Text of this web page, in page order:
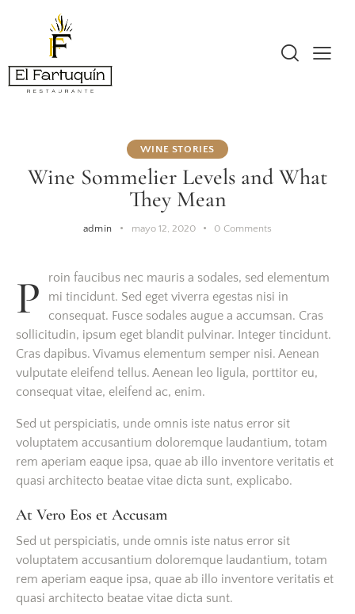
WINE STORIES
Wine Sommelier Levels and What
They Mean
admin mayo 12, 2020 0 Comments
Proin faucibus nec mauris a sodales, sed elementum
mi tincidunt. Sed eget viverra egestas nisi in
consequat. Fusce sodales augue a accumsan. Cras
sollicitudin, ipsum eget blandit pulvinar. Integer tincidunt.
Cras dapibus. Vivamus elementum semper nisi. Aenean
vulputate eleifend tellus. Aenean leo ligula, porttitor eu,
consequat vitae, eleifend ac, enim.
Sed ut perspiciatis, unde omnis iste natus error sit
voluptatem accusantium doloremque laudantium, totam
rem aperiam eaque ipsa, quae ab illo inventore veritatis et
quasi architecto beatae vitae dicta sunt, explicabo.
At Vero Eos et Accusam
Sed ut perspiciatis, unde omnis iste natus error sit
voluptatem accusantium doloremque laudantium, totam
rem aperiam eaque ipsa, quae ab illo inventore veritatis et
quasi architecto beatae vitae dicta sunt.